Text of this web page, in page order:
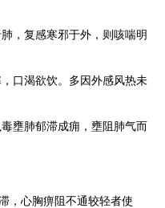
，复感寒邪于外，则咳喘明
口渴欲饮。多因外感风热未
壅肺郁滞成痈，壅阻肺气而
，心胸痹阻不通较轻者使